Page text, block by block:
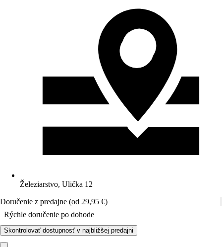
Železiarstvo, Ulička 12
Doručenie z predajne (od 29,95 €)
Rýchle doručenie po dohode
Skontrolovať dostupnosť v najbližšej predajni